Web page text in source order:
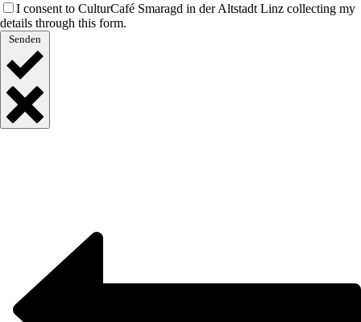
I consent to CulturCafé Smaragd in der Altstadt Linz collecting my
details through this form.
Senden